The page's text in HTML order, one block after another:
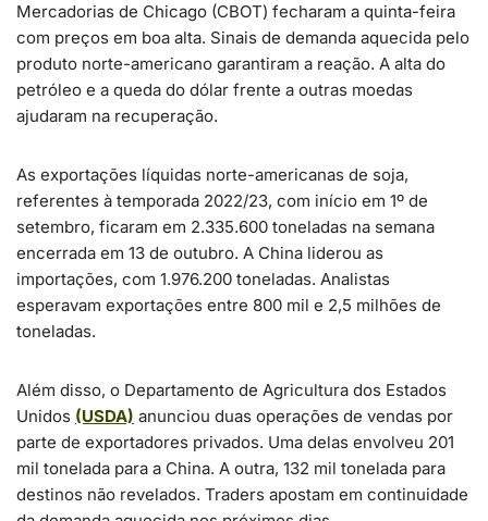
Mercadorias de Chicago (CBOT) fecharam a quinta-feira
com preços em boa alta. Sinais de demanda aquecida pelo
produto norte-americano garantiram a reação. A alta do
petróleo e a queda do dólar frente a outras moedas
ajudaram na recuperação.
As exportações líquidas norte-americanas de soja,
referentes à temporada 2022/23, com início em 1º de
setembro, ficaram em 2.335.600 toneladas na semana
encerrada em 13 de outubro. A China liderou as
importações, com 1.976.200 toneladas. Analistas
esperavam exportações entre 800 mil e 2,5 milhões de
toneladas.
Além disso, o Departamento de Agricultura dos Estados
Unidos (USDA) anunciou duas operações de vendas por
parte de exportadores privados. Uma delas envolveu 201
mil tonelada para a China. A outra, 132 mil tonelada para
destinos não revelados. Traders apostam em continuidade